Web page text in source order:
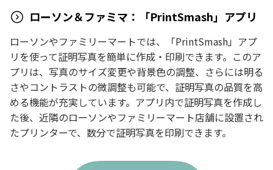
ローソン＆ファミマ：「PrintSmash」アプリ
ローソンやファミリーマートでは、「PrintSmash」アプ
リを使って証明写真を簡単に作成・印刷できます。このア
プリは、写真のサイズ変更や背景色の調整、さらには明る
さやコントラストの微調整も可能で、証明写真の品質を高
める機能が充実しています。アプリ内で証明写真を作成し
た後、近隣のローソンやファミリーマート店舗に設置され
たプリンターで、数分で証明写真を印刷できます。